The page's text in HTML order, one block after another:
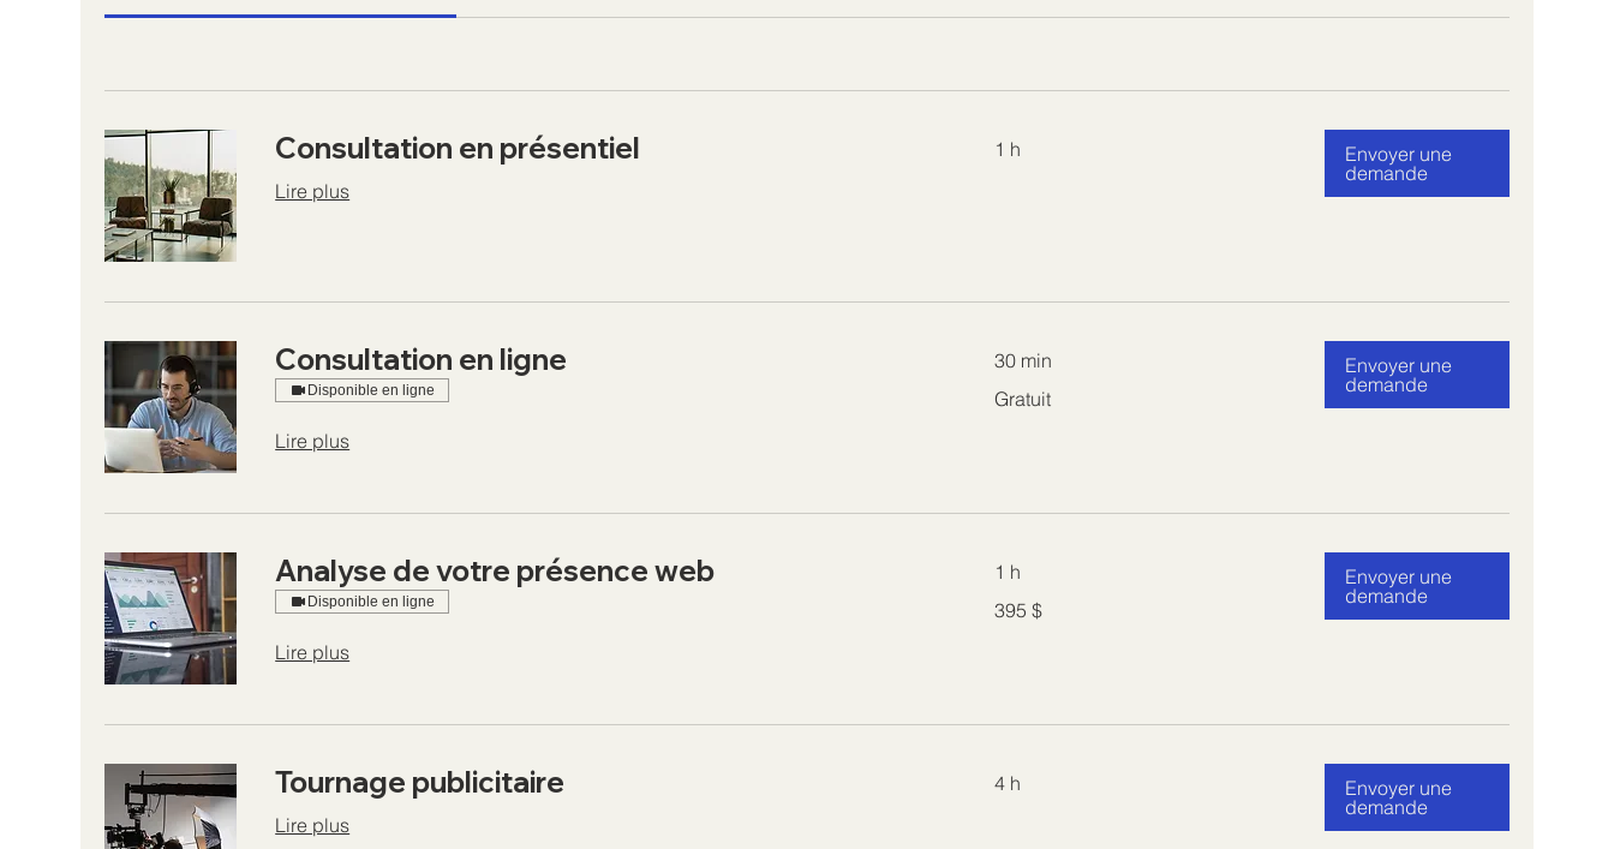
Consultation en présentiel
Lire plus
1 h
Envoyer une
demande
Consultation en ligne
Disponible en ligne
Lire plus
30 min
Gratuit
Envoyer une
demande
Analyse de votre présence web
Disponible en ligne
Lire plus
1 h
canadiens
395 $
Envoyer une
demande
Tournage publicitaire
Lire plus
4 h
Envoyer une
demande